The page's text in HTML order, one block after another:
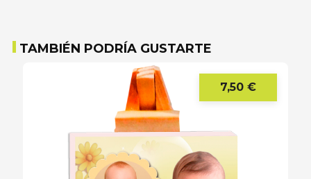
TAMBIÉN PODRÍA GUSTARTE
7,50 €